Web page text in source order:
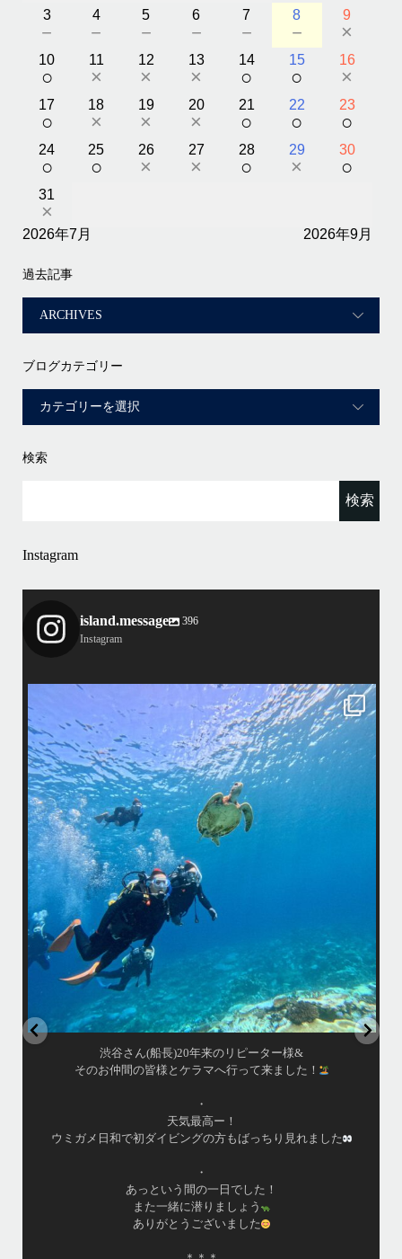
3
－
4
－
5
－
6
－
7
－
8
－
9
×
10
○
11
×
12
×
13
×
14
○
15
○
16
×
17
○
18
×
19
×
20
×
21
○
22
○
23
○
24
○
25
○
26
×
27
×
28
○
29
×
30
○
31
×
2026年7月 2026年9月
過去記事
ブログカテゴリー
検索
Instagram
island.message
396
Instagram
island.message
渋谷さん(船長)20年来のリピーター様&
そのお仲間の皆様とケラマへ行って来ました！
・
天気最高ー！
ウミガメ日和で初ダイビングの方もばっちり見れました
・
あっという間の一日でした！
また一緒に潜りましょう
ありがとうございました
＊＊＊
アイランドメッセージは北谷町の浜川漁港を拠点に、中部発着の国立公
園指定の慶良間諸島(#ケラマ)の日帰り#ダイビング・#スノーケリング
ツアーを開催しているマリンショップです
女性インストラスターも常勤です
10月 17
渋谷さん(船長)20年来のリピーター様&
そのお仲間の皆様とケラマへ行って来ました！
・
天気最高ー！
ウミガメ日和で初ダイビングの方もばっちり見れました
・
あっという間の一日でした！
また一緒に潜りましょう
ありがとうございました